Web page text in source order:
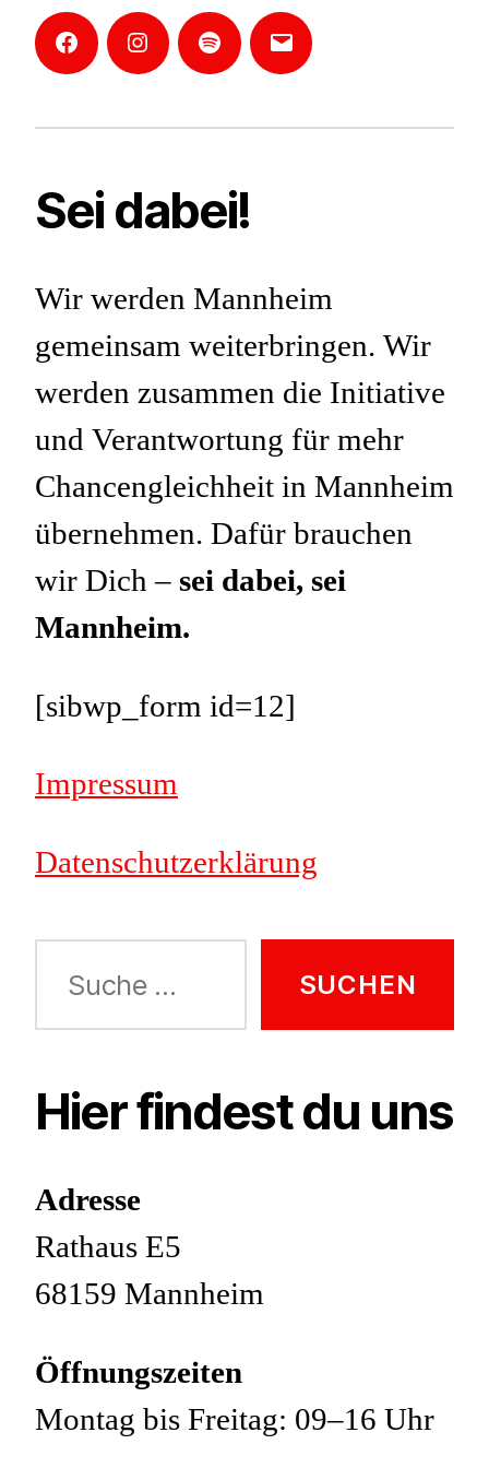
FacebookInstagramMannheim-
E-
Sei dabei!
Wir werden Mannheim
gemeinsam weiterbringen. Wir
werden zusammen die Initiative
und Verantwortung für mehr
Chancengleichheit in Mannheim
übernehmen. Dafür brauchen
wir Dich –sei dabei, sei
Mannheim.
[sibwp_form id=12]
Impressum
Datenschutzerklärung
nach:
Hier findest du uns
Adresse
Rathaus E5
68159 Mannheim
Öffnungszeiten
Montag bis Freitag: 09–16 Uhr